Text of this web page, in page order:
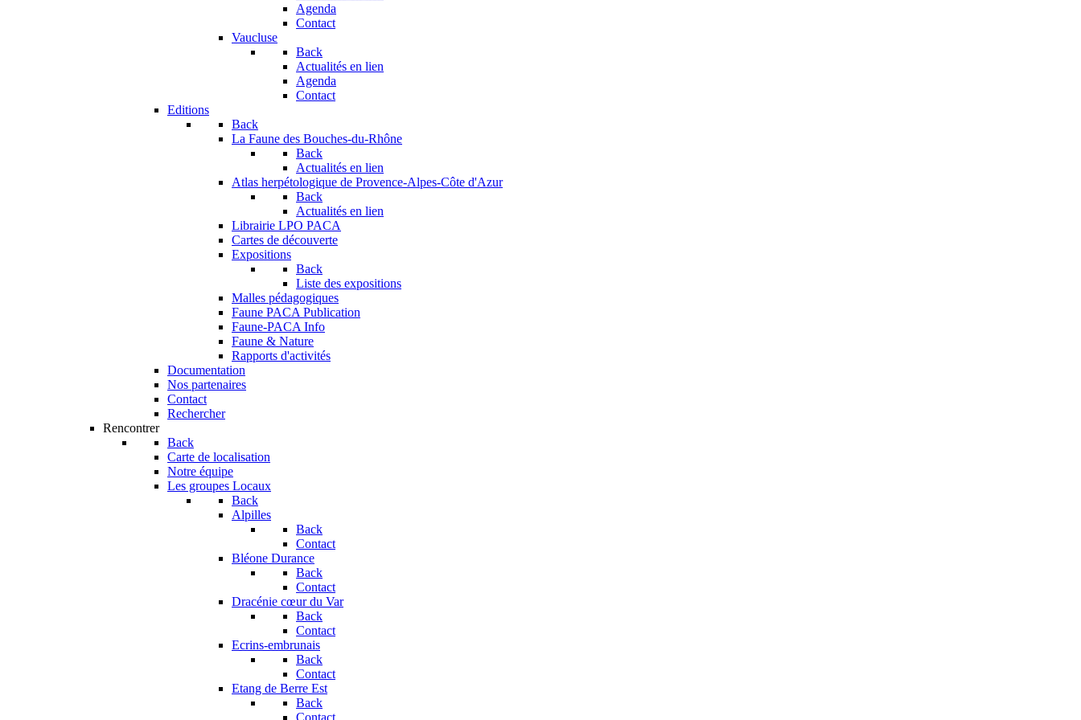
Agenda
Contact
Vaucluse
Back
Actualités en lien
Agenda
Contact
Editions
Back
La Faune des Bouches-du-Rhône
Back
Actualités en lien
Atlas herpétologique de Provence-Alpes-Côte d'Azur
Back
Actualités en lien
Librairie LPO PACA
Cartes de découverte
Expositions
Back
Liste des expositions
Malles pédagogiques
Faune PACA Publication
Faune-PACA Info
Faune & Nature
Rapports d'activités
Documentation
Nos partenaires
Contact
Rechercher
Rencontrer
Back
Carte de localisation
Notre équipe
Les groupes Locaux
Back
Alpilles
Back
Contact
Bléone Durance
Back
Contact
Dracénie cœur du Var
Back
Contact
Ecrins-embrunais
Back
Contact
Etang de Berre Est
Back
Contact